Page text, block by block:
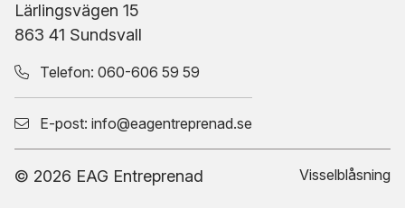
Lärlingsvägen 15
863 41 Sundsvall
Telefon: 060-606 59 59
E-post: info@eagentreprenad.se
© 2026 EAG Entreprenad Visselblåsning